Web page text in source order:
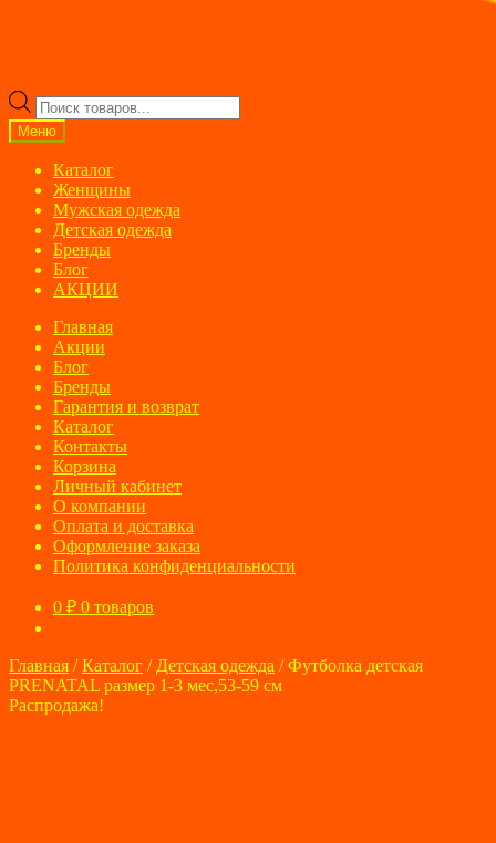
Поиск
товаров
Меню
Каталог
Женщины
Мужская одежда
Детская одежда
Бренды
Блог
АКЦИИ
Главная
Акции
Блог
Бренды
Гарантия и возврат
Каталог
Контакты
Корзина
Личный кабинет
О компании
Оплата и доставка
Оформление заказа
Политика конфиденциальности
0 ₽ 0 товаров
Главная /Каталог / Детская одежда /Футболка детская
PRENATAL размер 1-3 мес,53-59 см
Распродажа!